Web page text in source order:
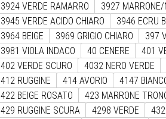
3924 VERDE RAMARRO
3927 MARRONE/
3945 VERDE ACIDO CHIARO
3946 ECRU
3964 BEIGE
3969 GRIGIO CHIARO 397
3981 VIOLA INDACO
40 CENERE 401
402 VERDE SCURO
4032 NERO VERDE
412 RUGGINE
414 AVORIO 4147
422 BEIGE ROSATO
423 MARRONE
429 RUGGINE SCURA
4298 VERDE 432